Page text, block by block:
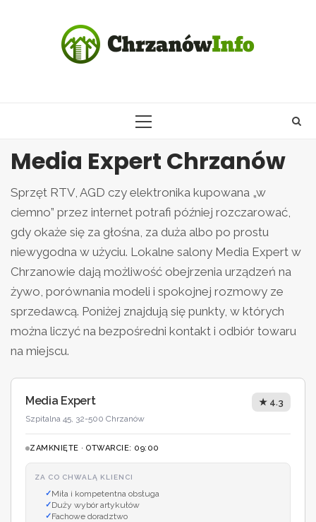
PRIMARY
Media Expert Chrzanów
Sprzęt RTV, AGD czy elektronika kupowana „w
ciemno” przez internet potrafi później rozczarować,
gdy okaże się za głośna, za duża albo po prostu
niewygodna w użyciu. Lokalne salony Media Expert w
Chrzanowie dają możliwość obejrzenia urządzeń na
żywo, porównania modeli i spokojnej rozmowy ze
sprzedawcą. Poniżej znajdują się punkty, w których
można liczyć na bezpośredni kontakt i odbiór towaru
na miejscu.
Media Expert
Szpitalna 45, 32-500 Chrzanów
★ 4.3
ZAMKNIĘTE · OTWARCIE: 09:00
ZA CO CHWALĄ KLIENCI
Miła i kompetentna obsługa
Duży wybór artykułów
Fachowe doradztwo